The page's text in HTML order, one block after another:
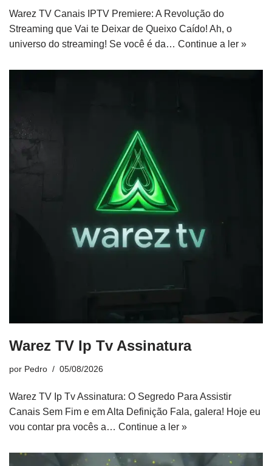
Warez TV Canais IPTV Premiere: A Revolução do
Streaming que Vai te Deixar de Queixo Caído! Ah, o
universo do streaming! Se você é da… Continue a ler »
Warez TV Ip Tv Assinatura
por Pedro 05/08/2026
Warez TV Ip Tv Assinatura: O Segredo Para Assistir
Canais Sem Fim e em Alta Definição Fala, galera! Hoje eu
vou contar pra vocês a… Continue a ler »